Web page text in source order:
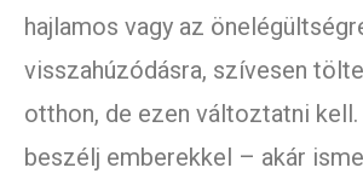
hajlamos vagy az
visszahúzódásra, szívesen
otthon, de ezen változtatni kell.
beszélj emberekkel – akár